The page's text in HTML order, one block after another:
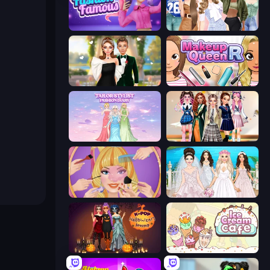
Fashion Famous Fashion Week 2025
Valentine's Day Proposal Make Up Queen R
Tailor Stylist: Fashion Diary Back To School: Uniforms Edition
Extreme Makeover Model Wedding
Ice Cream Cafe